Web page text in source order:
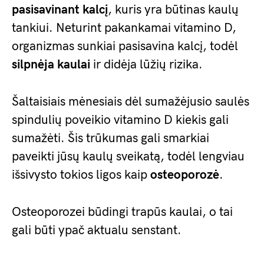
pasisavinant kalcį, kuris yra būtinas kaulų
tankiui. Neturint pakankamai vitamino D,
organizmas sunkiai pasisavina kalcį, todėl
silpnėja kaulai ir didėja lūžių rizika.
Šaltaisiais mėnesiais dėl sumažėjusio saulės
spindulių poveikio vitamino D kiekis gali
sumažėti. Šis trūkumas gali smarkiai
paveikti jūsų kaulų sveikatą, todėl lengviau
išsivysto tokios ligos kaip osteoporozė.
Osteoporozei būdingi trapūs kaulai, o tai
gali būti ypač aktualu senstant.